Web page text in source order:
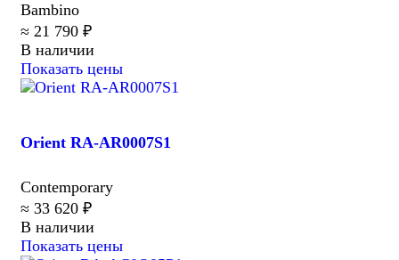
Bambino
≈ 21 790 ₽
В наличии
Показать цены
Orient RA-AR0007S1
Contemporary
≈ 33 620 ₽
В наличии
Показать цены